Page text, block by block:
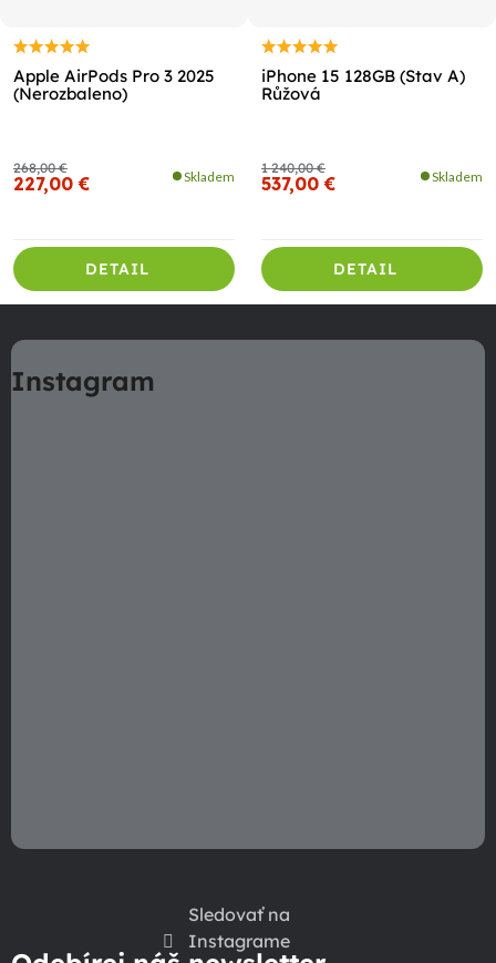
Apple AirPods Pro 3 2025
(Nerozbaleno)
268,00 €
227,00 € Skladem
DETAIL
iPhone 15 128GB (Stav A)
Růžová
1 240,00 €
537,00 € Skladem
DETAIL
á
pInstagram
Sledovať na
Instagrame